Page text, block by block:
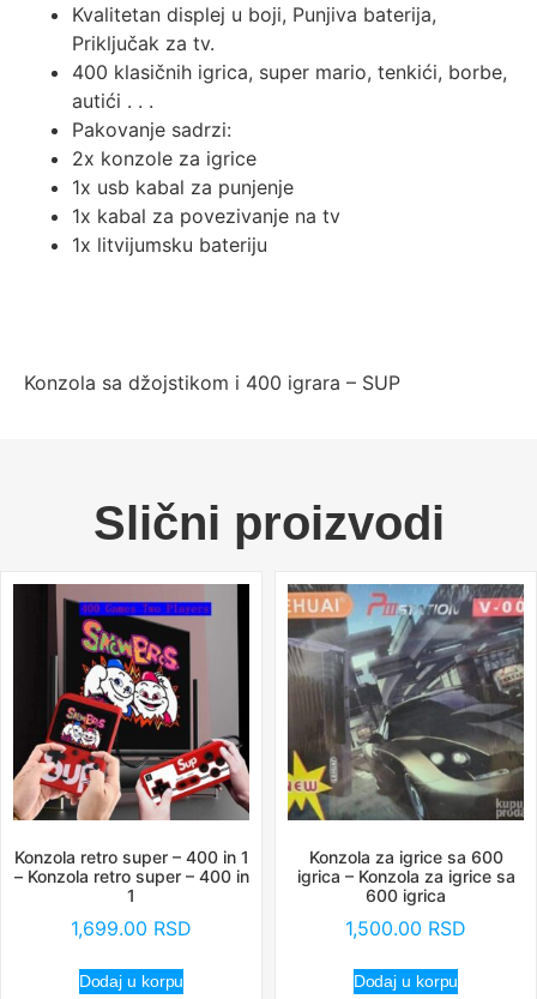
Kvalitetan displej u boji, Punjiva baterija,
Priključak za tv.
400 klasičnih igrica, super mario, tenkići, borbe,
autići . . .
Pakovanje sadrzi:
2x konzole za igrice
1x usb kabal za punjenje
1x kabal za povezivanje na tv
1x litvijumsku bateriju
Konzola sa džojstikom i 400 igrara – SUP
Slični proizvodi
Konzola retro super – 400 in 1
– Konzola retro super – 400 in
1
1,699.00 RSD
Dodaj u korpu
Konzola za igrice sa 600
igrica – Konzola za igrice sa
600 igrica
1,500.00 RSD
Dodaj u korpu